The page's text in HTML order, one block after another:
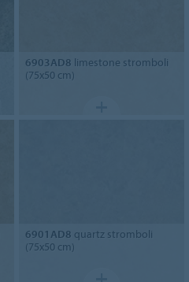
6903AD8 limestone stromboli
(75x50 cm)
6901AD8 quartz stromboli
(75x50 cm)